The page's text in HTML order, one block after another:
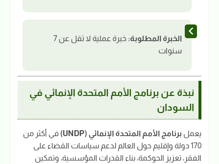
الخبرة المطلوبة:
خبرة عملية لا تقل عن 7
سنوات
نبذة عن برنامج الأمم المتحدة الإنمائي في
السودان
يعمل برنامج الأمم المتحدة الإنمائي (UNDP)
في أكثر من
170 دولة وإقليم حول العالم لدعم سياسات القضاء على
الفقر، تعزيز الحوكمة، بناء القدرات المؤسسية، وتمكين